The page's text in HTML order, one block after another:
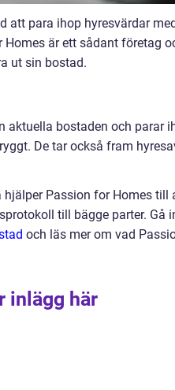
para ihop hyresvärdar
är ett sådant företag
ut sin bostad.
bostaden och parar
De tar också fram
Passion for Homes till
till bägge parter. Gå
och läs mer om vad
inlägg här